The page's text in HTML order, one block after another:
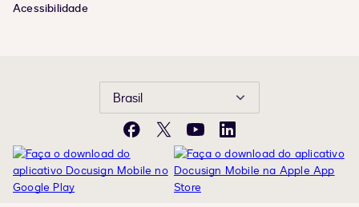
Acessibilidade
Brasil
Facebook
X YouTubeLinkedIn